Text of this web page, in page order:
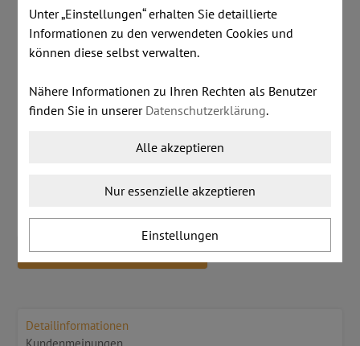
Lagerstand:1 Stk
inkl. MwSt.zzgl. Versandkosten
€ 50,00
Dieser Artikel ist lagernd.
IN DEN WARENKORB LEGEN
Detailinformationen
Kundenmeinungen
Unter „Einstellungen“ erhalten Sie detaillierte
Informationen zu den verwendeten Cookies und
können diese selbst verwalten.
Nähere Informationen zu Ihren Rechten als Benutzer
finden Sie in unserer Datenschutzerklärung.
Alle akzeptieren
Nur essenzielle akzeptieren
Einstellungen